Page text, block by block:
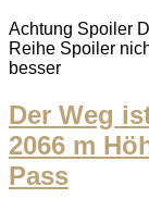
Achtung Spoiler
Reihe Spoiler
besser
Der Weg
2066 m
Pass